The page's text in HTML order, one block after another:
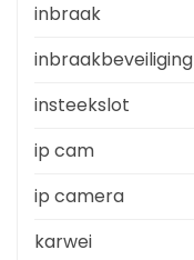
inbraak
inbraakbeveiliging
insteekslot
ip cam
ip camera
karwei